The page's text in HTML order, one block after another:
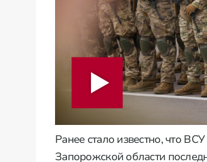
Ранее стало известно, что ВСУ
Запорожской области